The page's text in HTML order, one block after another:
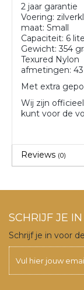
2 jaar garantie
Voering:
maat: Small
Capaciteit: 6
Gewicht: 354
Texured Nylon
afmetingen:
Met extra
Wij zijn
kunt voor de
Reviews (0)
SCHRIJF JE
Schrijf je in voor